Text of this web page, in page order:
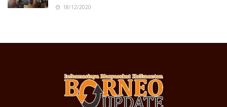
18/12/2020